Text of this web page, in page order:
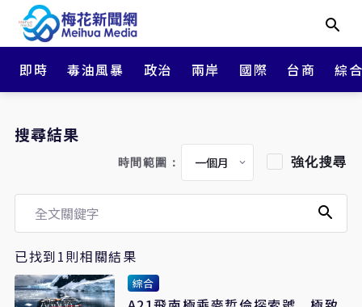
即時 毒油風暴 政治 兩岸 國際 台商 綜
搜尋結果
時間範圍： 強化搜尋
已找到1則相關結果
綜合